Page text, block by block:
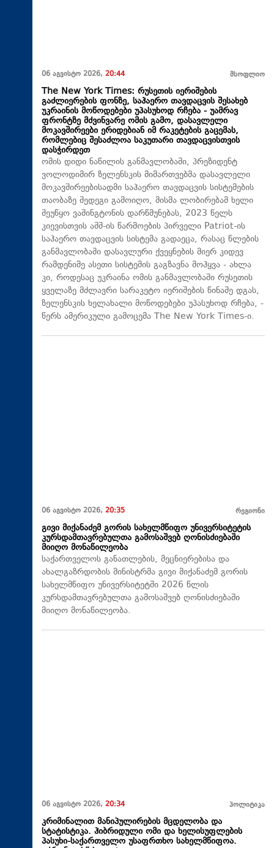
06 აგვისტო 2026, 20:44 მსოფლიო
The New York Times: რუსეთის იერიშების
გაძლიერების ფონზე, საჰაერო თავდაცვის შესახებ
უკრაინის მოწოდებები უპასუხოდ რჩება - უამრავ
ფრონტზე მძვინვარე ომის გამო, დასავლელი
მოკავშირეები ერიდებიან იმ რაკეტების გაცემას,
რომლებიც შესაძლოა საკუთარი თავდაცვისთვის
დასჭირდეთ
ომის დიდი ნაწილის განმავლობაში, პრეზიდენტ
ვოლოდიმირ ზელენსკის მიმართვებმა დასავლელი
მოკავშირეებისადმი საჰაერო თავდაცვის სისტემების
თაობაზე შედეგი გამოიღო, მისმა ლობირებამ ხელი
შეუწყო ვაშინგტონის დარწმუნებას, 2023 წელს
კიევისთვის აშშ-ის წარმოების პირველი Patriot-ის
საჰაერო თავდაცვის სისტემა გადაეცა, რასაც წლების
განმავლობაში დასავლური ქვეყნების მიერ კიდევ
რამდენიმე ასეთი სისტემის გაგზავნა მოჰყვა - ახლა
კი, როდესაც უკრაინა ომის განმავლობაში რუსეთის
ყველაზე მძლავრი სარაკეტო იერიშების წინაშე დგას,
ზელენსკის ხელახალი მოწოდებები უპასუხოდ რჩება, -
წერს ამერიკული გამოცემა The New York Times-ი.
06 აგვისტო 2026, 20:35 რეგიონი
გივი მიქანაძემ გორის სახელმწიფო უნივერსიტეტის
კურსდამთავრებულთა გამოსაშვებ ღონისძიებაში
მიიღო მონაწილეობა
საქართველოს განათლების, მეცნიერებისა და
ახალგაზრდობის მინისტრმა გივი მიქანაძემ გორის
სახელმწიფო უნივერსიტეტში 2026 წლის
კურსდამთავრებულთა გამოსაშვებ ღონისძიებაში
მიიღო მონაწილეობა.
06 აგვისტო 2026, 20:34 პოლიტიკა
კრიმინალით მანიპულირების მცდელობა და
სტატისტიკა. ჰიბრიდული ომი და ხელისუფლების
პასუხი-საქართველო უსაფრთხო სახელმწიფოა.